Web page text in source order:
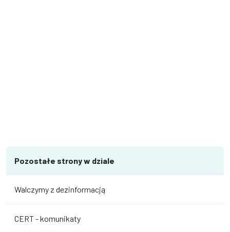
Pozostałe strony w dziale
Walczymy z dezinformacją
CERT - komunikaty